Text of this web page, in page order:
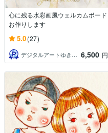
心に残る水彩画風ウェルカムボード
お作りします
5.0(27)
デジタルアートゆきうさぎ 6,500 円